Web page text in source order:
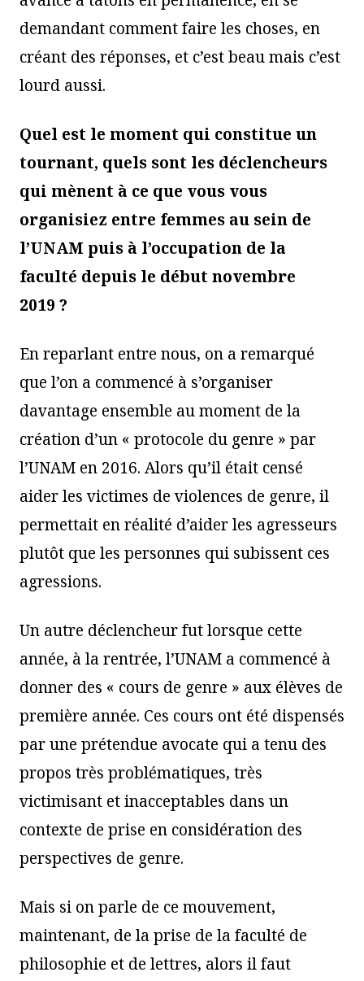
demandant comment faire les choses, en
créant des réponses, et c’est beau mais c’est
lourd aussi.
Quel est le moment qui constitue un
tournant, quels sont les déclencheurs
qui mènent à ce que vous vous
organisiez entre femmes au sein de
l’UNAM puis à l’occupation de la
faculté depuis le début novembre
2019 ?
En reparlant entre nous, on a remarqué
que l’on a commencé à s’organiser
davantage ensemble au moment de la
création d’un « protocole du genre » par
l’UNAM en 2016. Alors qu’il était censé
aider les victimes de violences de genre, il
permettait en réalité d’aider les agresseurs
plutôt que les personnes qui subissent ces
agressions.
Un autre déclencheur fut lorsque cette
année, à la rentrée, l’UNAM a commencé à
donner des « cours de genre » aux élèves de
première année. Ces cours ont été dispensés
par une prétendue avocate qui a tenu des
propos très problématiques, très
victimisant et inacceptables dans un
contexte de prise en considération des
perspectives de genre.
Mais si on parle de ce mouvement,
maintenant, de la prise de la faculté de
philosophie et de lettres, alors il faut